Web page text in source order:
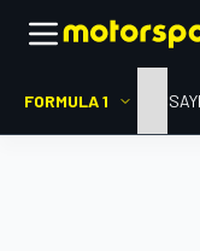
FORMULA 1 ANA